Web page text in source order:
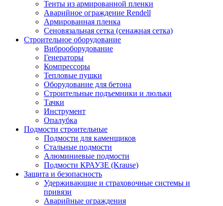
Тенты из армированной пленки
Аварийное ограждение Rendell
Армированная пленка
Сеновязальная сетка (сенажная сетка)
Строительное оборудование
Виброоборудование
Генераторы
Компрессоры
Тепловые пушки
Оборудование для бетона
Строительные подъемники и люльки
Тачки
Инструмент
Опалубка
Подмости строительные
Подмости для каменщиков
Стальные подмости
Алюминиевые подмости
Подмости КРАУЗЕ (Krause)
Защита и безопасность
Удерживающие и страховочные системы и
привязи
Аварийные ограждения